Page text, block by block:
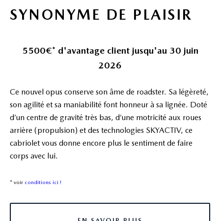
SYNONYME DE PLAISIR
5500€* d'avantage client jusqu'au 30 juin
2026
Ce nouvel opus conserve son âme de roadster. Sa légèreté,
son agilité et sa maniabilité font honneur à sa lignée. Doté
d’un centre de gravité très bas, d’une motricité aux roues
arrière (propulsion) et des technologies SKYACTIV, ce
cabriolet vous donne encore plus le sentiment de faire
corps avec lui.
* voir conditions ici !